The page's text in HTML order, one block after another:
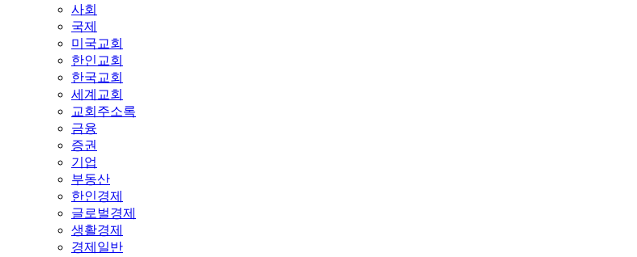
사회
국제
미국교회
한인교회
한국교회
세계교회
교회주소록
금융
증권
기업
부동산
한인경제
글로벌경제
생활경제
경제일반